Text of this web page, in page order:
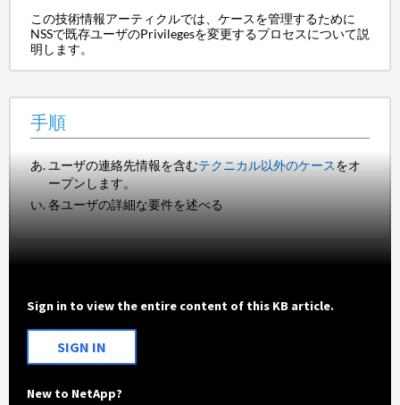
この技術情報アーティクルでは、ケースを管理するために
NSSで既存ユーザのPrivilegesを変更するプロセスについて説
明します。
手順
ユーザの連絡先情報を含むテクニカル以外のケースをオ
ープンします。
各ユーザの詳細な要件を述べる
Sign in to view the entire content of this KB article.
SIGN IN
New to NetApp?